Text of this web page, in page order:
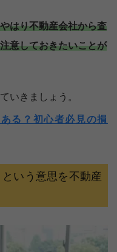
やはり不動産会社から査
意しておきたいことが
いきましょう。
る？初心者必見の損
いう意思を不動産